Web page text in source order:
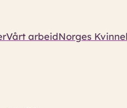
Vårt arbeidNorges